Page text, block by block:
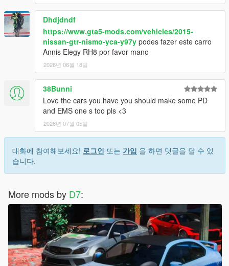
Dhdjdndf
https://www.gta5-mods.com/vehicles/2015-
nissan-gtr-nismo-yca-y97y podes fazer este carro
Annis Elegy RH8 por favor mano
2026년 06월 18일
38Bunni
Love the cars you have you should make some PD
and EMS one s too pls <3
2026년 07월 05일
대화에 참여해보세요! 로그인 또는 가입 을 하면 댓글을 달 수 있
습니다.
More mods by D7: